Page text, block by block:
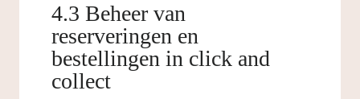
4.3 Beheer van
reserveringen en
bestellingen in click and
collect